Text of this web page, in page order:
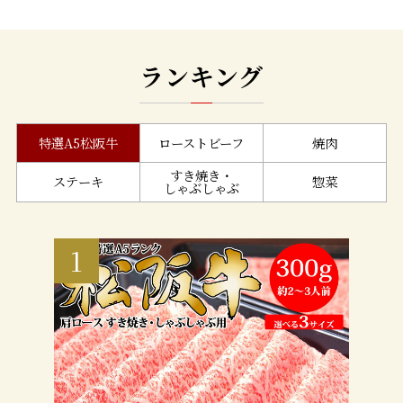
ランキング
特選A5松阪牛 ローストビーフ 焼肉
ステーキ すき焼き・
しゃぶしゃぶ 惣菜